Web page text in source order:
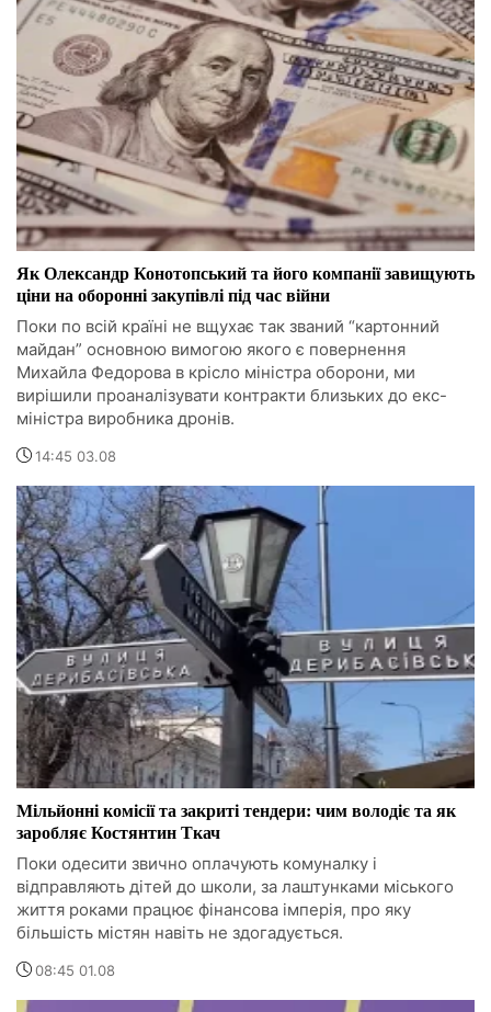
Як Олександр Конотопський та його компанії завищують
ціни на оборонні закупівлі під час війни
Поки по всій країні не вщухає так званий “картонний
майдан” основною вимогою якого є повернення
Михайла Федорова в крісло міністра оборони, ми
вирішили проаналізувати контракти близьких до екс-
міністра виробника дронів.
14:45 03.08
Мільйонні комісії та закриті тендери: чим володіє та як
заробляє Костянтин Ткач
Поки одесити звично оплачують комуналку і
відправляють дітей до школи, за лаштунками міського
життя роками працює фінансова імперія, про яку
більшість містян навіть не здогадується.
08:45 01.08